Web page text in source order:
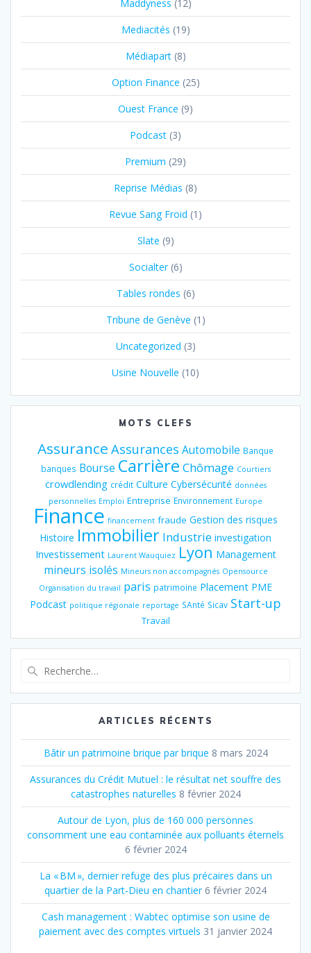
Maddyness (12)
Mediacités (19)
Médiapart(8)
Option Finance (25)
Ouest France (9)
Podcast (3)
Premium (29)
Reprise Médias (8)
Revue Sang Froid (1)
Slate (9)
Socialter(6)
Tables rondes (6)
Tribune de Genève (1)
Uncategorized (3)
Usine Nouvelle (10)
MOTS CLEFS
Assurance Assurances Automobile Banque
banques Bourse Carrière Chômage Courtiers
crowdlending crédit Culture Cybersécurité données
personnelles Emploi Entreprise Environnement Europe
Finance financement fraude Gestion des risques
Histoire Immobilier Industrie investigation
Investissement Laurent Wauquiez Lyon Management
mineurs isolés Mineurs non accompagnés Opensource
Organisation du travail paris patrimoine Placement PME
Podcast politique régionale reportage SAnté Sicav Start-up
Travail
:
ARTICLES RÉCENTS
Bâtir un patrimoine brique par brique 8 mars 2024
Assurances du Crédit Mutuel : le résultat net souffre des
catastrophes naturelles 8 février 2024
Autour de Lyon, plus de 160 000 personnes
consomment une eau contaminée aux polluants éternels
6 février 2024
La « BM », dernier refuge des plus précaires dans un
quartier de la Part‐Dieu en chantier 6 février 2024
Cash management : Wabtec optimise son usine de
paiement avec des comptes virtuels 31 janvier 2024